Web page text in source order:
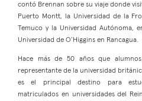
contó Brennan sobre su viaje donde
Puerto Montt, la Universidad de la
Temuco y la Universidad Autónoma,
Universidad de O’Higgins en Rancagua.
Hace más de 50 años que
representante de la universidad
es el principal destino para
matriculados en universidades del